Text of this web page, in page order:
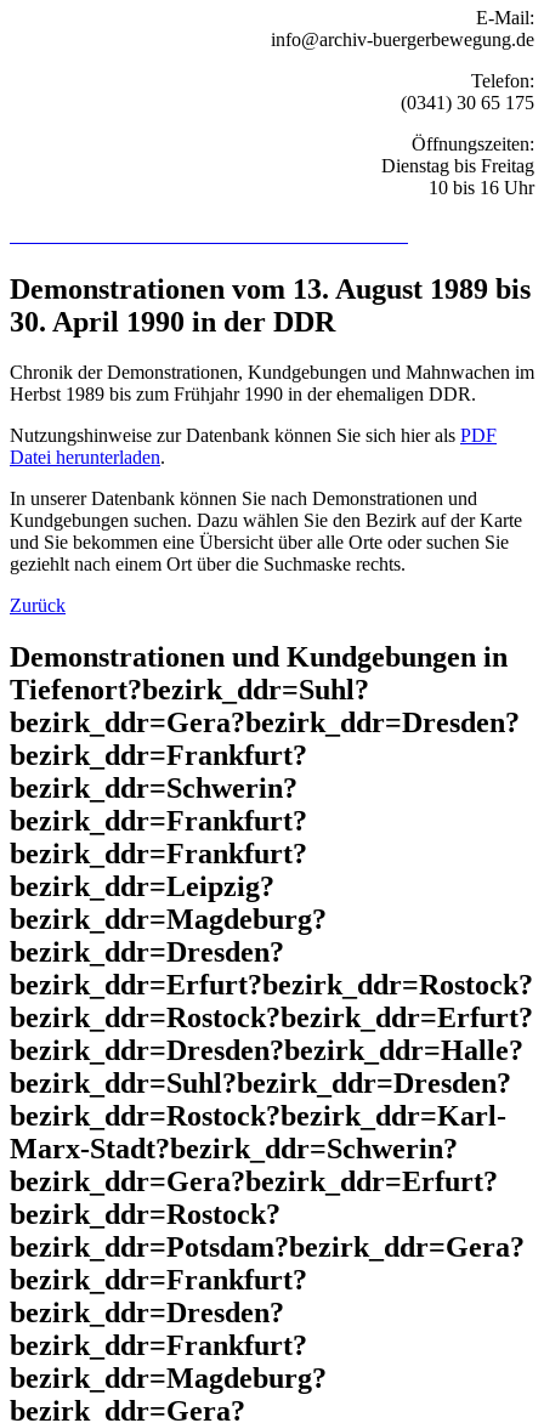
E-Mail:
info@archiv-buergerbewegung.de
Telefon:
(0341) 30 65 175
Öffnungszeiten:
Dienstag bis Freitag
10 bis 16 Uhr
Demonstrationen vom 13. August 1989 bis
30. April 1990 in der DDR
Chronik der Demonstrationen, Kundgebungen und Mahnwachen im
Herbst 1989 bis zum Frühjahr 1990 in der ehemaligen DDR.
Nutzungshinweise zur Datenbank können Sie sich hier als PDF
Datei herunterladen.
In unserer Datenbank können Sie nach Demonstrationen und
Kundgebungen suchen. Dazu wählen Sie den Bezirk auf der Karte
und Sie bekommen eine Übersicht über alle Orte oder suchen Sie
geziehlt nach einem Ort über die Suchmaske rechts.
Zurück
Demonstrationen und Kundgebungen in
Tiefenort?bezirk_ddr=Suhl?
bezirk_ddr=Gera?bezirk_ddr=Dresden?
bezirk_ddr=Frankfurt?
bezirk_ddr=Schwerin?
bezirk_ddr=Frankfurt?
bezirk_ddr=Frankfurt?
bezirk_ddr=Leipzig?
bezirk_ddr=Magdeburg?
bezirk_ddr=Dresden?
bezirk_ddr=Erfurt?bezirk_ddr=Rostock?
bezirk_ddr=Rostock?bezirk_ddr=Erfurt?
bezirk_ddr=Dresden?bezirk_ddr=Halle?
bezirk_ddr=Suhl?bezirk_ddr=Dresden?
bezirk_ddr=Rostock?bezirk_ddr=Karl-
Marx-Stadt?bezirk_ddr=Schwerin?
bezirk_ddr=Gera?bezirk_ddr=Erfurt?
bezirk_ddr=Rostock?
bezirk_ddr=Potsdam?bezirk_ddr=Gera?
bezirk_ddr=Frankfurt?
bezirk_ddr=Dresden?
bezirk_ddr=Frankfurt?
bezirk_ddr=Magdeburg?
bezirk_ddr=Gera?